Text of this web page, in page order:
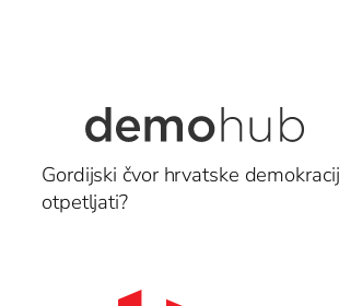
Gordijski čvor hrvatske
otpetljati?